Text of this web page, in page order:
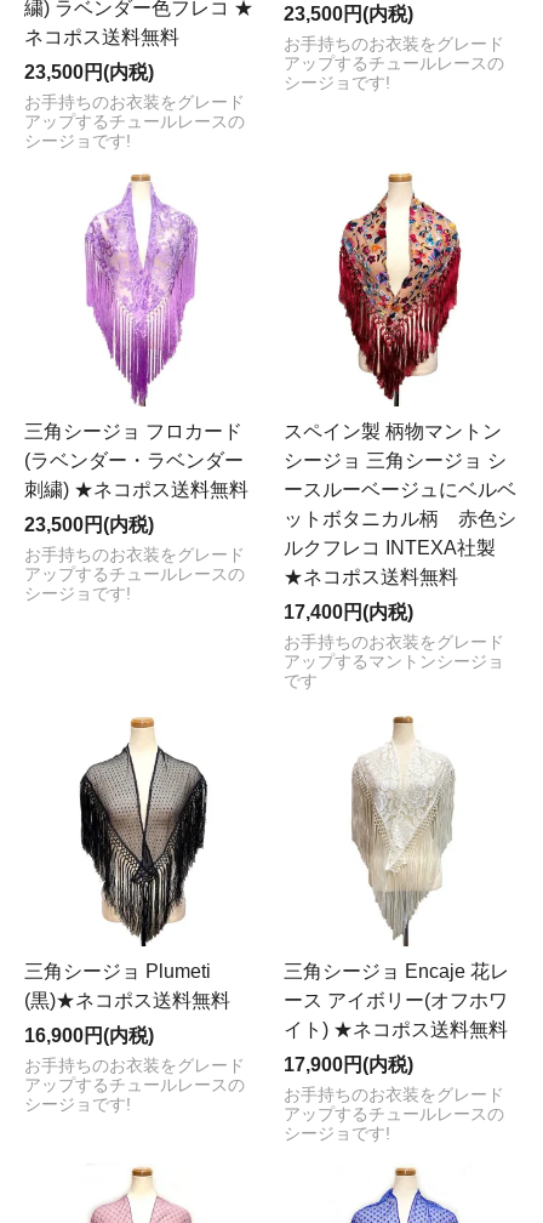
繍) ラベンダー色フレコ ★
ネコポス送料無料
23,500円(内税)
お手持ちのお衣装をグレード
アップするチュールレースの
シージョです!
23,500円(内税)
お手持ちのお衣装をグレード
アップするチュールレースの
シージョです!
三角シージョ フロカード
(ラベンダー・ラベンダー
刺繍) ★ネコポス送料無料
23,500円(内税)
お手持ちのお衣装をグレード
アップするチュールレースの
シージョです!
スペイン製 柄物マントン
シージョ 三角シージョ シ
ースルーベージュにベルベ
ットボタニカル柄 赤色シ
ルクフレコ INTEXA社製
★ネコポス送料無料
17,400円(内税)
お手持ちのお衣装をグレード
アップするマントンシージョ
です
三角シージョ Plumeti
(黒)★ネコポス送料無料
16,900円(内税)
お手持ちのお衣装をグレード
アップするチュールレースの
シージョです!
三角シージョ Encaje 花レ
ース アイボリー(オフホワ
イト) ★ネコポス送料無料
17,900円(内税)
お手持ちのお衣装をグレード
アップするチュールレースの
シージョです!